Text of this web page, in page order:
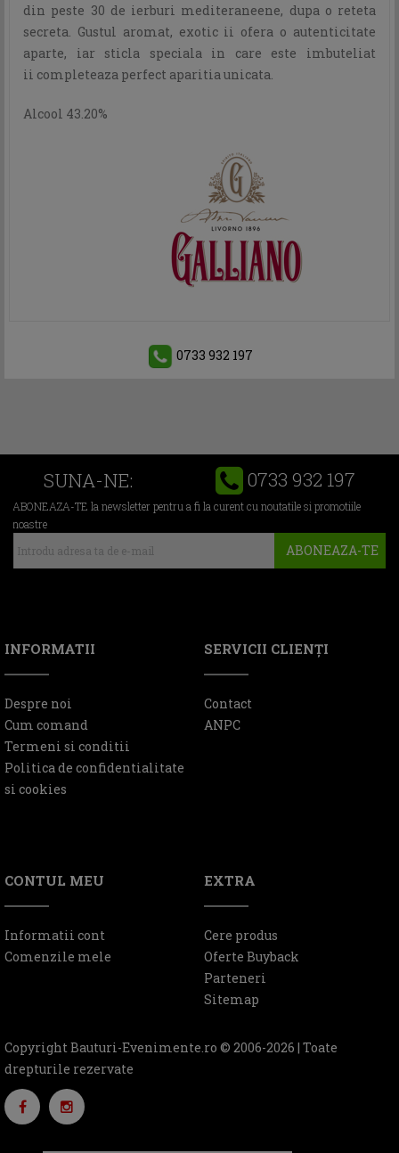
din peste 30 de ierburi mediteraneene, dupa o reteta
secreta. Gustul aromat, exotic ii ofera o autenticitate
aparte, iar sticla speciala in care este imbuteliat
ii completeaza perfect aparitia unicata.
Alcool 43.20%
0733 932 197
SUNA-NE: 0733 932 197
ABONEAZA-TE la newsletter pentru a fi la curent cu noutatile si promotiile
noastre
ABONEAZA-TE
INFORMATII
Despre noi
Cum comand
Termeni si conditii
Politica de confidentialitate
si cookies
SERVICII CLIENŢI
Contact
ANPC
CONTUL MEU
Informatii cont
Comenzile mele
EXTRA
Cere produs
Oferte Buyback
Parteneri
Sitemap
Copyright Bauturi-Evenimente.ro © 2006-2026 | Toate
drepturile rezervate